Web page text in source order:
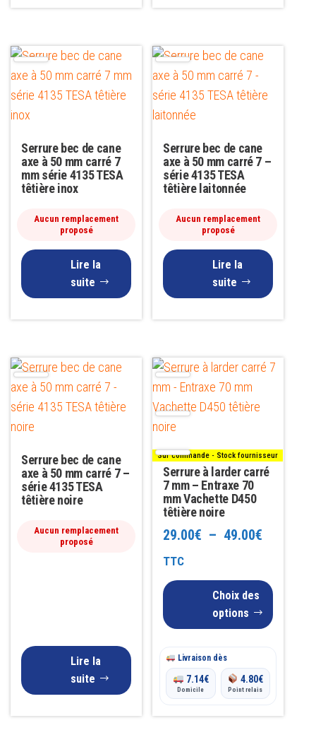
Serrure bec de cane
axe à 50 mm carré 7
mm série 4135 TESA
têtière inox
Aucun remplacement
proposé
Lire la
suite
Serrure bec de cane
axe à 50 mm carré 7 –
série 4135 TESA
têtière laitonnée
Aucun remplacement
proposé
Lire la
suite
Serrure bec de cane
axe à 50 mm carré 7 –
série 4135 TESA
têtière noire
Aucun remplacement
proposé
Lire la
suite
Sur commande - Stock fournisseur
Serrure à larder carré
7 mm – Entraxe 70
mm Vachette D450
têtière noire
29.00€ – 49.00€Plage
prix :
29.00€
TTC
Choix des
options
Ce
produit
a
plusieurs
Les
options
peuvent
choisies
sur
du
Livraison dès
7.14€
Domicile
4.80€
Point relais